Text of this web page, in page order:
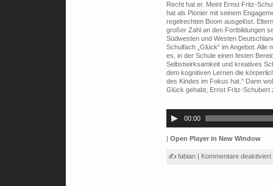
Recht hat er. Meint Ernst Fritz-
hat als Pionier mit seinem
regelrechten Boom ausgelöst.
großer Zahl an den Fortbildungen
Südwesten und Westen
Schulfach „Glück“ im Angebot. Alle
es, in der Schule einen festen
Selbstwirksamkeit und kreatives
dem kognitiven Lernen die
des Kindes im Fokus hat.“ Dann
Glück gehabt, Ernst Fritz-Schubert
00:00
| Open Player in New Window
✍ fabian | Kommentare deaktiviert